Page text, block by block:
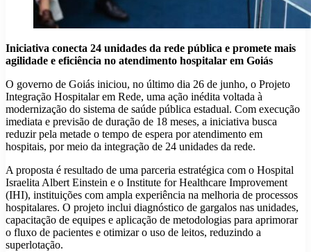
Iniciativa conecta 24 unidades da rede pública e promete mais
agilidade e eficiência no atendimento hospitalar em Goiás
O governo de Goiás iniciou, no último dia 26 de junho, o Projeto
Integração Hospitalar em Rede, uma ação inédita voltada à
modernização do sistema de saúde pública estadual. Com execução
imediata e previsão de duração de 18 meses, a iniciativa busca
reduzir pela metade o tempo de espera por atendimento em
hospitais, por meio da integração de 24 unidades da rede.
A proposta é resultado de uma parceria estratégica com o Hospital
Israelita Albert Einstein e o Institute for Healthcare Improvement
(IHI), instituições com ampla experiência na melhoria de processos
hospitalares. O projeto inclui diagnóstico de gargalos nas unidades,
capacitação de equipes e aplicação de metodologias para aprimorar
o fluxo de pacientes e otimizar o uso de leitos, reduzindo a
superlotação.